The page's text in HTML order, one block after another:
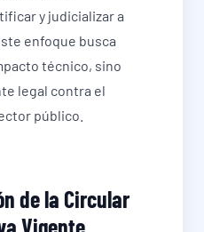
y judicializar a
enfoque busca
técnico, sino
legal contra el
público.
de la Circular
Vigente